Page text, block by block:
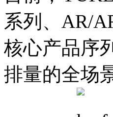
系列、AR/
核心产品序
排量的全场